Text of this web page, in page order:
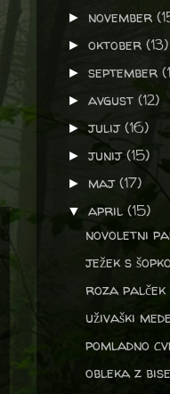
► november
►oktober(13)
►september
►avgust(12)
►julij(16)
►junij(15)
► maj(17)
▼april(15)
novoletni
ježek s
roza palček
uživaški
pomladno
obleka z